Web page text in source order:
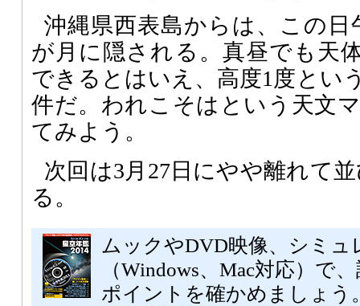
沖縄県西表島からは、この日
が月に隠される。真昼でも天
できるとはいえ、高度1度とい
件だ。われこそはという天文
てみよう。
次回は3月27日にやや離れて
る。
ムックやDVD映像、シミュ
（Windows、Mac対応）で
ポイントを確かめましょ